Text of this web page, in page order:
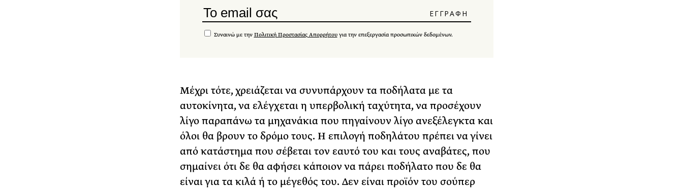
Συναινώ με την Πολιτική Προστασίας Απορρήτουγια την επεξεργασία προσωπικών δεδομένων.
Μέχρι τότε, χρειάζεται να συνυπάρχουν τα ποδήλατα με τα
αυτοκίνητα, να ελέγχεται η υπερβολική ταχύτητα, να προσέχουν
λίγο παραπάνω τα μηχανάκια που πηγαίνουν λίγο ανεξέλεγκτα και
όλοι θα βρουν το δρόμο τους. Η επιλογή ποδηλάτου πρέπει να γίνει
από κατάστημα που σέβεται τον εαυτό του και τους αναβάτες, που
σημαίνει ότι δε θα αφήσει κάποιον να πάρει ποδήλατο που δε θα
είναι για τα κιλά ή το μέγεθός του. Δεν είναι προϊόν του σούπερ